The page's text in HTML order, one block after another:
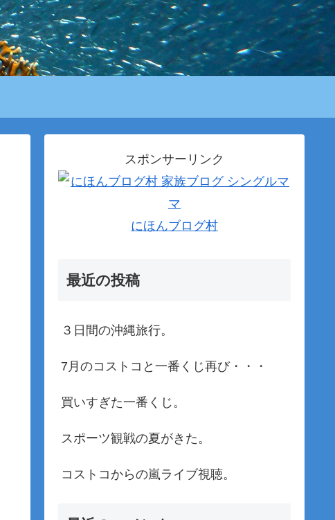
スポンサーリンク
にほんブログ村
最近の投稿
３日間の沖縄旅行。
7月のコストコと一番くじ再び・・・
買いすぎた一番くじ。
スポーツ観戦の夏がきた。
コストコからの嵐ライブ視聴。